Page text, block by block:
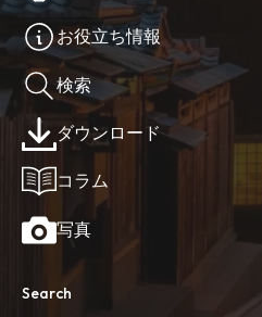
お役立ち情報
検索
ダウンロード
コラム
写真
Search